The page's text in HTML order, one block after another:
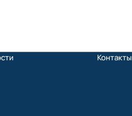
Контакты